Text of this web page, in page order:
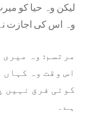
لیکن وہ حیا کو
وہ اس کی اجازت
مرتسم: وہ
اس وقت وہ
کوئی فرق نہیں
ہے۔